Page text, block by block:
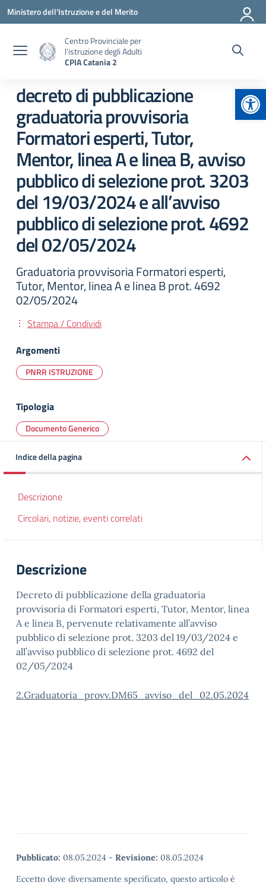
Vai ai contenuti
Vai al menu di navigazione
Vai al footer
Ministero dell'Istruzione e del Merito
Centro Provinciale per
l'istruzione degli Adulti
CPIA Catania 2
decreto di pubblicazione
graduatoria provvisoria
Formatori esperti, Tutor,
Mentor, linea A e linea B, avviso
pubblico di selezione prot. 3203
del 19/03/2024 e all’avviso
pubblico di selezione prot. 4692
del 02/05/2024
Graduatoria provvisoria Formatori esperti,
Tutor, Mentor, linea A e linea B prot. 4692
02/05/2024
Stampa / Condividi
Argomenti
PNRR ISTRUZIONE
Tipologia
Documento Generico
Indice della pagina
Descrizione
Circolari, notizie, eventi correlati
Descrizione
Decreto di pubblicazione della graduatoria
provvisoria di Formatori esperti, Tutor, Mentor, linea
A e linea B, pervenute relativamente all’avviso
pubblico di selezione prot. 3203 del 19/03/2024 e
all’avviso pubblico di selezione prot. 4692 del
02/05/2024
2.Graduatoria_provv.DM65_avviso_del_02.05.2024
Pubblicato: 08.05.2024 - Revisione: 08.05.2024
Eccetto dove diversamente specificato, questo articolo è